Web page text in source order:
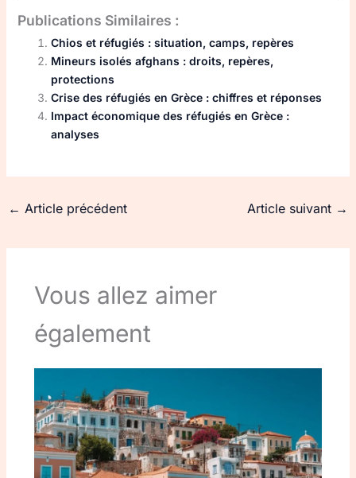
Publications Similaires :
Chios et réfugiés : situation, camps, repères
Mineurs isolés afghans : droits, repères,
protections
Crise des réfugiés en Grèce : chiffres et réponses
Impact économique des réfugiés en Grèce :
analyses
← Article précédent Article suivant →
Vous allez aimer
également